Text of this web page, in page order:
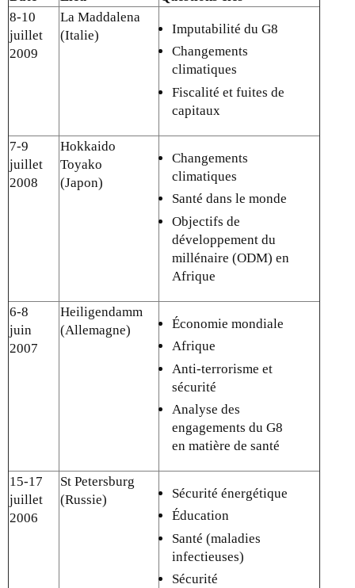
8-10
juillet
2009
La Maddalena
(Italie)
Imputabilité du G8
Changements
climatiques
Fiscalité et fuites de
capitaux
7-9
juillet
2008
Hokkaido
Toyako
(Japon)
Changements
climatiques
Santé dans le monde
Objectifs de
développement du
millénaire (ODM) en
Afrique
6-8
juin
2007
Heiligendamm
(Allemagne)
Économie mondiale
Afrique
Anti-terrorisme et
sécurité
Analyse des
engagements du G8
en matière de santé
15-17
juillet
2006
St Petersburg
(Russie)
Sécurité énergétique
Éducation
Santé (maladies
infectieuses)
Sécurité